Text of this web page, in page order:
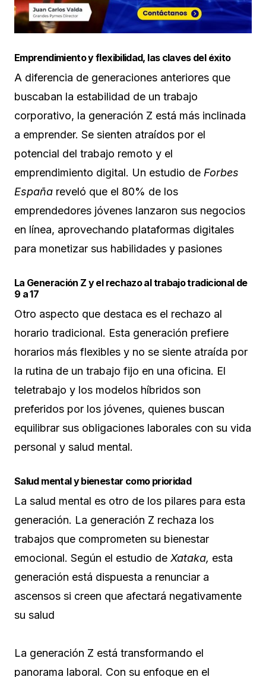
Emprendimiento y flexibilidad, las claves del éxito
A diferencia de generaciones anteriores que
buscaban la estabilidad de un trabajo
corporativo, la generación Z está más inclinada
a emprender. Se sienten atraídos por el
potencial del trabajo remoto y el
emprendimiento digital. Un estudio de Forbes
España reveló que el 80% de los
emprendedores jóvenes lanzaron sus negocios
en línea, aprovechando plataformas digitales
para monetizar sus habilidades y pasiones​
La Generación Z y el rechazo al trabajo tradicional de
9 a 17
Otro aspecto que destaca es el rechazo al
horario tradicional. Esta generación prefiere
horarios más flexibles y no se siente atraída por
la rutina de un trabajo fijo en una oficina. El
teletrabajo y los modelos híbridos son
preferidos por los jóvenes, quienes buscan
equilibrar sus obligaciones laborales con su vida
personal y salud mental​.
Salud mental y bienestar como prioridad
La salud mental es otro de los pilares para esta
generación. La generación Z rechaza los
trabajos que comprometen su bienestar
emocional. Según el estudio de Xataka, esta
generación está dispuesta a renunciar a
ascensos si creen que afectará negativamente
su salud
La generación Z está transformando el
panorama laboral. Con su enfoque en el